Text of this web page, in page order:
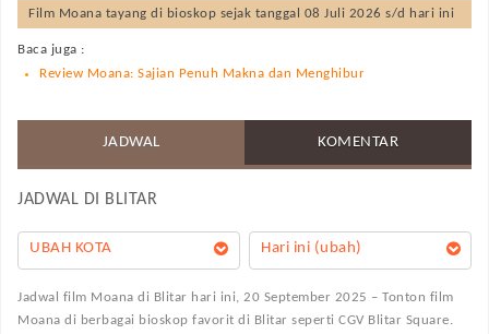
Film Moana tayang di bioskop sejak tanggal 08 Juli 2026 s/d hari ini
Baca juga :
Review Moana: Sajian Penuh Makna dan Menghibur
JADWAL KOMENTAR
JADWAL DI BLITAR
Hari ini (ubah)
UBAH KOTA
Jadwal film Moana di Blitar hari ini, 20 September 2025 – Tonton film
Moana di berbagai bioskop favorit di Blitar seperti CGV Blitar Square.